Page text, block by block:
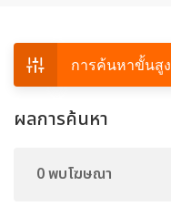
การค้นหาขั้นสูง
ผลการค้นหา
0 พบโฆษณา